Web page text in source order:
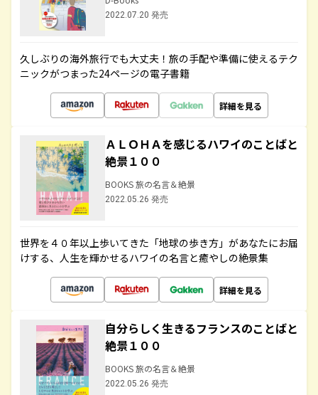
2022.07.20 発売
久しぶりの海外旅行でも大丈夫！旅の手配や準備に使えるテク
ニックがつまった24ページの電子書籍
詳細を見る
ＡＬＯＨＡを感じるハワイのことばと
絶景１００
BOOKS 旅の名言＆絶景
2022.05.26 発売
世界を４０年以上歩いてきた「地球の歩き方」があなたにお届
けする、人生を輝かせるハワイの名言と癒やしの絶景集
詳細を見る
自分らしく生きるフランスのことばと
絶景１００
BOOKS 旅の名言＆絶景
2022.05.26 発売